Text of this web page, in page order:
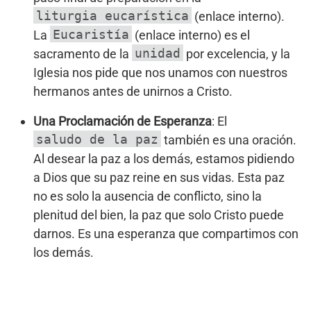
liturgia eucarística (enlace interno).
La Eucaristía (enlace interno) es el
sacramento de la unidad por excelencia, y la
Iglesia nos pide que nos unamos con nuestros
hermanos antes de unirnos a Cristo.
Una Proclamación de Esperanza: El
saludo de la paz también es una oración.
Al desear la paz a los demás, estamos pidiendo
a Dios que su paz reine en sus vidas. Esta paz
no es solo la ausencia de conflicto, sino la
plenitud del bien, la paz que solo Cristo puede
darnos. Es una esperanza que compartimos con
los demás.